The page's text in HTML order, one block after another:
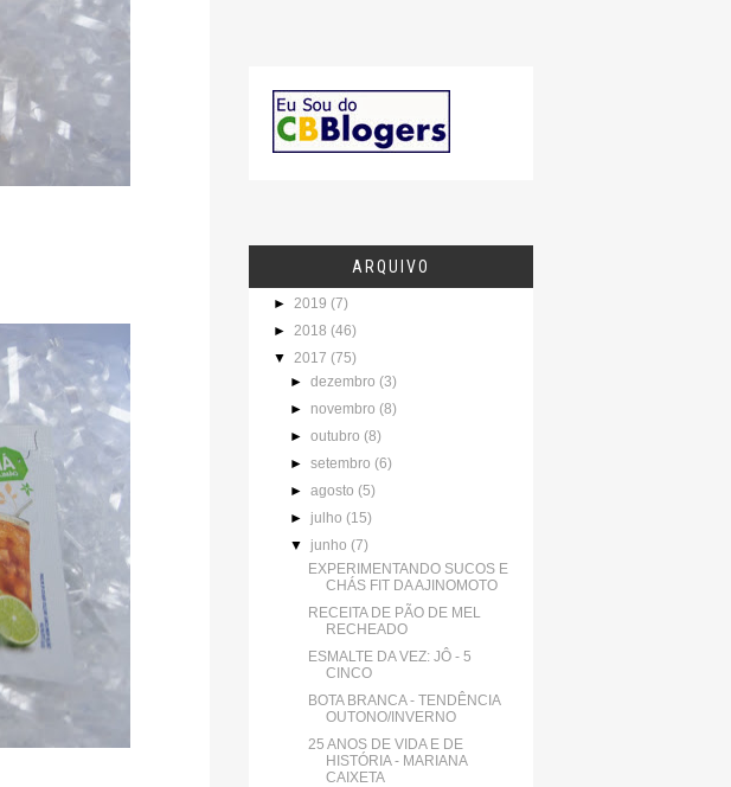
ARQUIVO
► 2019 (7)
► 2018 (46)
▼ 2017 (75)
►dezembro (3)
► novembro (8)
►outubro (8)
►setembro (6)
►agosto (5)
► julho (15)
▼
junho (7)
EXPERIMENTANDO SUCOS E
CHÁS FIT DA AJINOMOTO
RECEITA DE PÃO DE MEL
RECHEADO
ESMALTE DA VEZ: JÔ - 5
CINCO
BOTA BRANCA - TENDÊNCIA
OUTONO/INVERNO
25 ANOS DE VIDA E DE
HISTÓRIA - MARIANA
CAIXETA